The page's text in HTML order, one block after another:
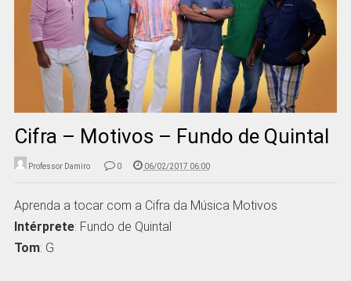
Cifra – Motivos – Fundo de Quintal
Professor Damiro 0 06/02/2017 06:00
Aprenda a tocar com a Cifra da Música Motivos
Intérprete: Fundo de Quintal
Tom: G